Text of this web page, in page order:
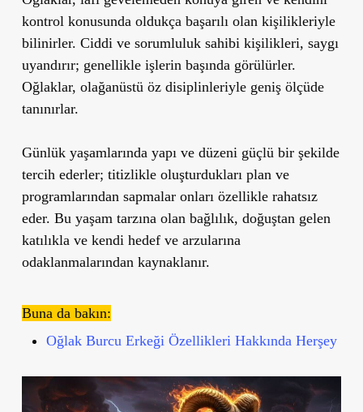
kontrol konusunda oldukça başarılı olan kişilikleriyle
bilinirler. Ciddi ve sorumluluk sahibi kişilikleri, saygı
uyandırır; genellikle işlerin başında görülürler.
Oğlaklar, olağanüstü öz disiplinleriyle geniş ölçüde
tanınırlar.
Günlük yaşamlarında yapı ve düzeni güçlü bir şekilde
tercih ederler; titizlikle oluşturdukları plan ve
programlarından sapmalar onları özellikle rahatsız
eder. Bu yaşam tarzına olan bağlılık, doğuştan gelen
katılıkla ve kendi hedef ve arzularına
odaklanmalarından kaynaklanır.
Buna da bakın:
Oğlak Burcu Erkeği Özellikleri Hakkında Herşey